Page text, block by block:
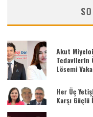
Akut
Tedavilerin
Lösemi
Her Üç
Karşı